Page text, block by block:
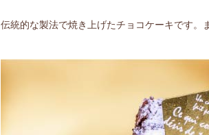
伝統的な製法で焼き上げたチョコケーキです。